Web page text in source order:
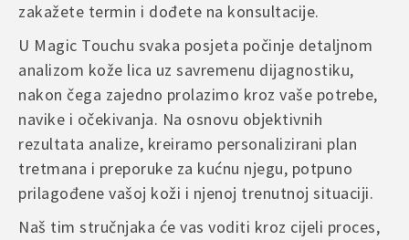
zakažete termin i dođete na konsultacije.
U Magic Touchu svaka posjeta počinje detaljnom
analizom kože lica uz savremenu dijagnostiku,
nakon čega zajedno prolazimo kroz vaše potrebe,
navike i očekivanja. Na osnovu objektivnih
rezultata analize, kreiramo personalizirani plan
tretmana i preporuke za kućnu njegu, potpuno
prilagođene vašoj koži i njenoj trenutnoj situaciji.
Naš tim stručnjaka će vas voditi kroz cijeli proces,